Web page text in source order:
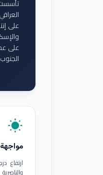
على
wb_sunny
مواجهة
ارتفاع